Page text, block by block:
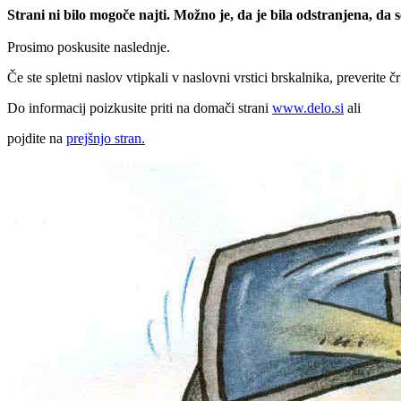
Strani ni bilo mogoče najti. Možno je, da je bila odstranjena, da
Prosimo poskusite naslednje.
Če ste spletni naslov vtipkali v naslovni vrstici brskalnika, preverite
Do informacij poizkusite priti na domači strani www.delo.si ali
pojdite na prejšnjo stran.